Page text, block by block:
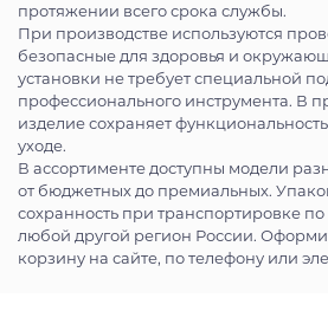
протяжении всего срока службы.
При производстве используются
безопасные для здоровья и
установки не требует специальной
профессионального инструмента. В
изделие сохраняет
уходе.
В ассортименте доступны модели
от бюджетных до премиальных.
сохранность при транспортировке
любой другой регион России.
корзину на сайте, по телефону или